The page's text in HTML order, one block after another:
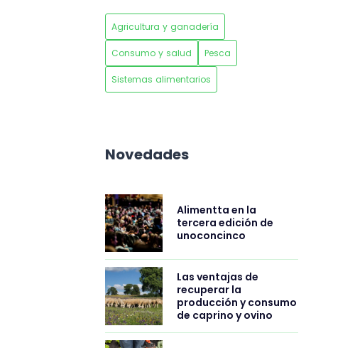
Agricultura y ganadería
Consumo y salud Pesca
Sistemas alimentarios
Novedades
Alimentta en la
tercera edición de
unoconcinco
Las ventajas de
recuperar la
producción y consumo
de caprino y ovino